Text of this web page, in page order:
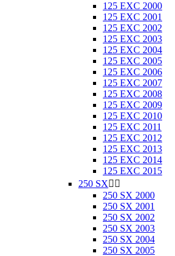
125 EXC 2000
125 EXC 2001
125 EXC 2002
125 EXC 2003
125 EXC 2004
125 EXC 2005
125 EXC 2006
125 EXC 2007
125 EXC 2008
125 EXC 2009
125 EXC 2010
125 EXC 2011
125 EXC 2012
125 EXC 2013
125 EXC 2014
125 EXC 2015
250 SX 
250 SX 2000
250 SX 2001
250 SX 2002
250 SX 2003
250 SX 2004
250 SX 2005